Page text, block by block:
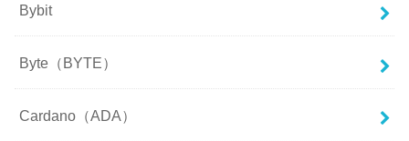
Bybit
Byte（BYTE）
Cardano（ADA）